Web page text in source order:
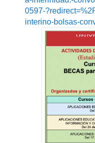
0597-
interino-bolsas-